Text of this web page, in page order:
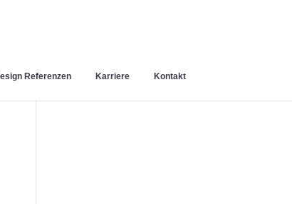
Referenzen Karriere Kontakt